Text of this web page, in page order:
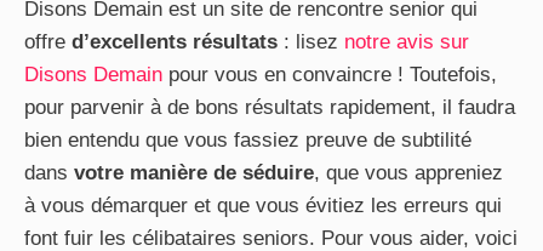
Disons Demain est un site de rencontre senior qui
offre d’excellents résultats : lisez notre avis sur
Disons Demain pour vous en convaincre ! Toutefois,
pour parvenir à de bons résultats rapidement, il faudra
bien entendu que vous fassiez preuve de subtilité
dans votre manière de séduire, que vous appreniez
à vous démarquer et que vous évitiez les erreurs qui
font fuir les célibataires seniors. Pour vous aider, voici